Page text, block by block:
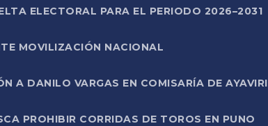
ELECTORAL PARA EL PERIODO 2026–2031
MOVILIZACIÓN NACIONAL
A DANILO VARGAS EN COMISARÍA DE AYAVIRI
PROHIBIR CORRIDAS DE TOROS EN PUNO